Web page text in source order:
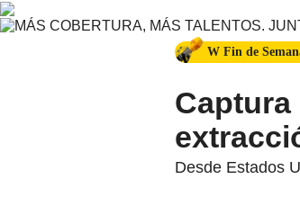
W Fin de
Desde Estados